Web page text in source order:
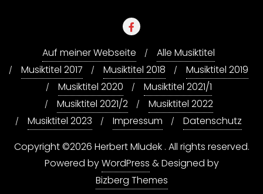
Auf meiner Webseite
Alle Musiktitel
Musiktitel 2017
Musiktitel 2018
Musiktitel 2019
Musiktitel 2020
Musiktitel 2021/1
Musiktitel 2021/2
Musiktitel 2022
Musiktitel 2023
Impressum
Datenschutz
Copyright ©2026 Herbert Mludek . All rights reserved.
Powered byWordPress &Designed by
Bizberg Themes